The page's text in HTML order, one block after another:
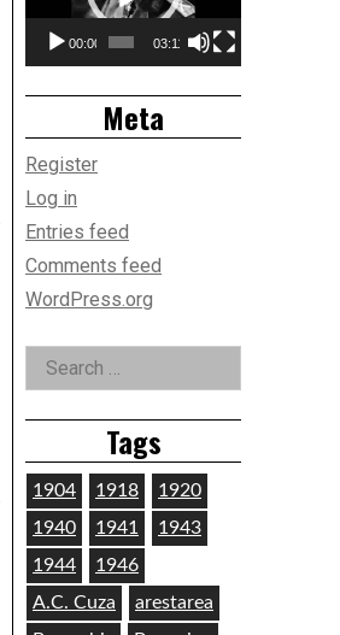
00:00 03:11
Meta
Register
Log in
Entries feed
Comments feed
WordPress.org
Search
for:
Tags
1904 1918
1920
1940
1941
1943
1944
1946
A.C. Cuza
arestarea